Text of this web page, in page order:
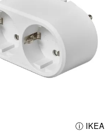
ⓘ IKEA